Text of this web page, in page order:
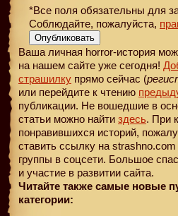
*Все поля обязательны для
Соблюдайте, пожалуйста,
Опубликовать
Ваша личная horror-история
на нашем сайте уже сегодня!
страшилку прямо сейчас (
или перейдите к чтению
публикации. Не вошедшие в
статьи можно найти здесь. При
понравившихся историй,
ставить ссылку на strashno.com
группы в соцсети. Большое
и участие в развитии сайта.
Читайте также самые новые
категории: